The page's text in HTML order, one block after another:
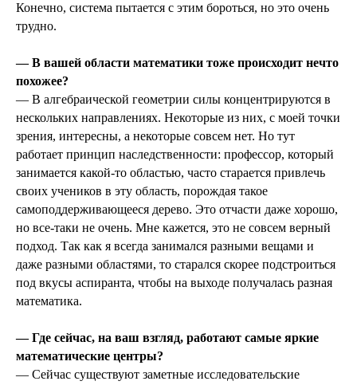
Конечно, система пытается с этим бороться, но это очень
трудно.
— В вашей области математики тоже происходит нечто
похожее?
— В алгебраической геометрии силы концентрируются в
нескольких направлениях. Некоторые из них, с моей точки
зрения, интересны, а некоторые совсем нет. Но тут
работает принцип наследственности: профессор, который
занимается какой-то областью, часто старается привлечь
своих учеников в эту область, порождая такое
самоподдерживающееся дерево. Это отчасти даже хорошо,
но все-таки не очень. Мне кажется, это не совсем верный
подход. Так как я всегда занимался разными вещами и
даже разными областями, то старался скорее подстроиться
под вкусы аспиранта, чтобы на выходе получалась разная
математика.
— Где сейчас, на ваш взгляд, работают самые яркие
математические центры?
— Сейчас существуют заметные исследовательские